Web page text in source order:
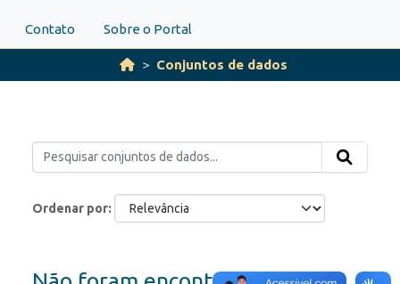
Contato Sobre o Portal
Conjuntos de dados
Ordenar por